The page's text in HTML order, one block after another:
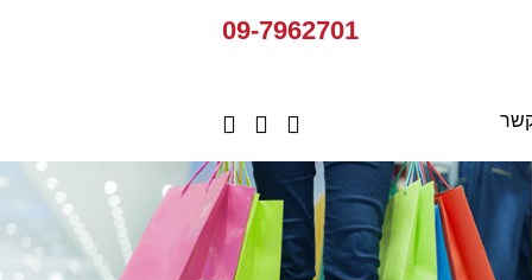
09-7962701